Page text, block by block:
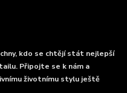
kdo se chtějí stát nejlepší
Připojte se k nám a
životnímu stylu ještě